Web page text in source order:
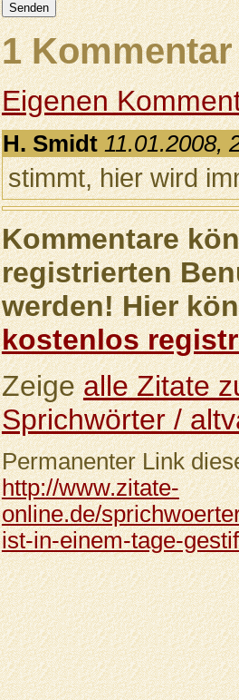
1
Eigenen
H. Smidt 11.01.2008,
stimmt, hier wird
Kommentare
registrierten
werden! Hier
kostenlos
Zeigealle Zitate
Sprichwörter /
Permanenter Link
http://www.zitate-
online.de/
ist-in-einem-tage-